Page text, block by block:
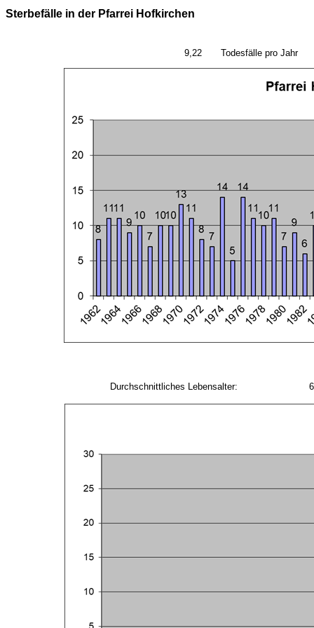
Sterbefälle in der Pfarrei Hofkirchen
9,22 Todesfälle pro Jahr
Durchschnittliches Lebensalter: